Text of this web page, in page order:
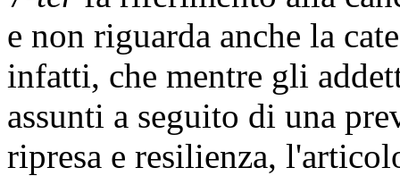
e non riguarda anche la
infatti, che mentre gli
assunti a seguito di una
ripresa e resilienza,